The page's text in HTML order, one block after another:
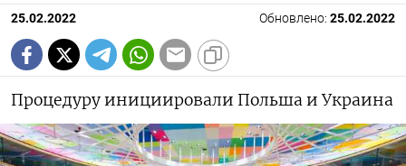
25.02.2022 Обновлено: 25.02.2022
Процедуру инициировали Польша и Украина